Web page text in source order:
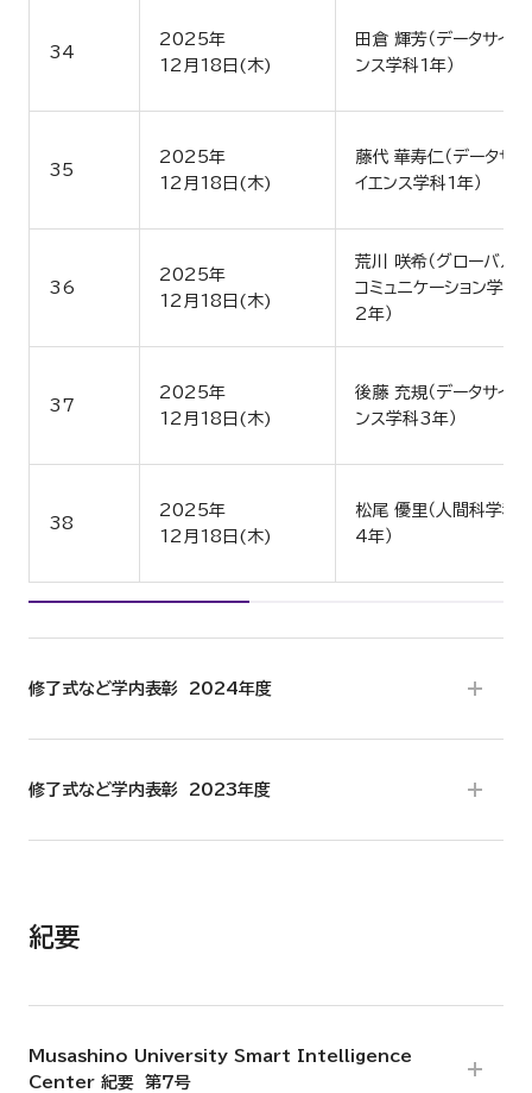
34
2025年
12月18日(木)
田倉 輝芳（データサイエ
ンス学科1年）
35
2025年
12月18日(木)
藤代 華寿仁（データサ
イエンス学科1年）
36
2025年
12月18日(木)
荒川 咲希（グローバル
コミュニケーション学科
2年）
37
2025年
12月18日(木)
後藤 充規（データサイエ
ンス学科3年）
38
2025年
12月18日(木)
松尾 優里（人間科学科
4年）
修了式など学内表彰 2024年度
修了式など学内表彰 2023年度
紀要
Musashino University Smart Intelligence
Center 紀要 第７号